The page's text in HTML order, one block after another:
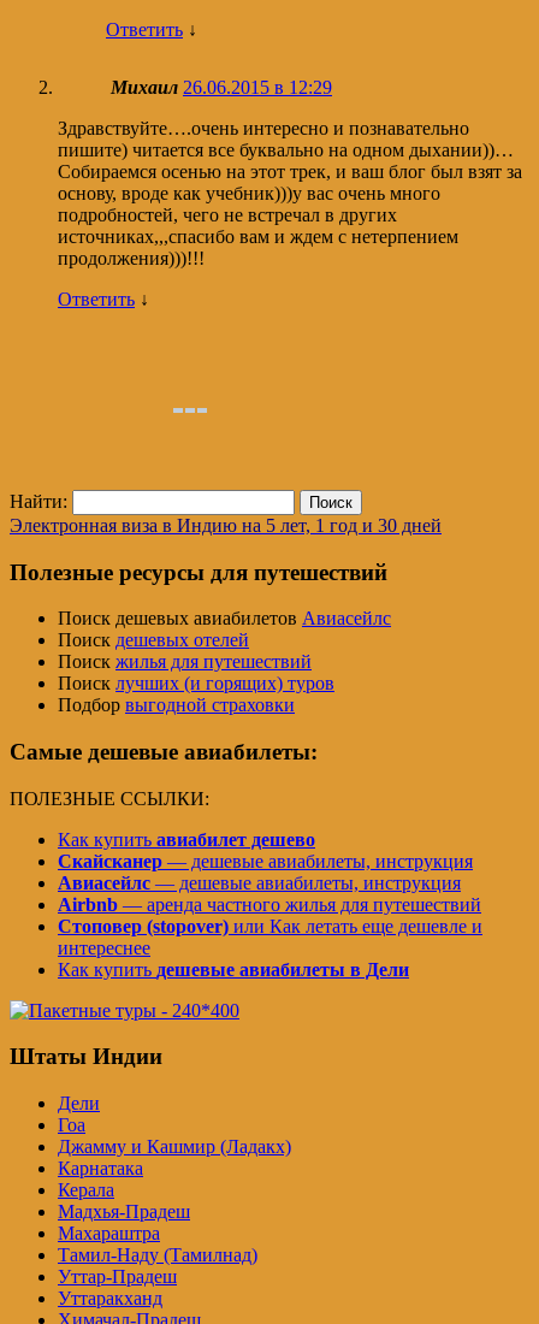
Ответить ↓
Михаил 26.06.2015 в 12:29
Здравствуйте….очень интересно и познавательно
пишите) читается все буквально на одном дыхании))…
Собираемся осенью на этот трек, и ваш блог был взят за
основу, вроде как учебник)))у вас очень много
подробностей, чего не встречал в других
источниках,,,спасибо вам и ждем с нетерпением
продолжения)))!!!
Ответить ↓
Найти:
Электронная виза в Индию на 5 лет, 1 год и 30 дней
Полезные ресурсы для путешествий
Поиск дешевых авиабилетов Авиасейлс
Поиск дешевых отелей
Поиск жилья для путешествий
Поиск лучших (и горящих) туров
Подбор выгодной страховки
Самые дешевые авиабилеты:
ПОЛЕЗНЫЕ ССЫЛКИ:
Как купить авиабилет дешево
Скайсканер — дешевые авиабилеты, инструкция
Авиасейлс — дешевые авиабилеты, инструкция
Airbnb — аренда частного жилья для путешествий
Стоповер (stopover) или Как летать еще дешевле и
интереснее
Как купить дешевые авиабилеты в Дели
Штаты Индии
Дели
Гоа
Джамму и Кашмир (Ладакх)
Карнатака
Керала
Мадхья-Прадеш
Махараштра
Тамил-Наду (Тамилнад)
Уттар-Прадеш
Уттаракханд